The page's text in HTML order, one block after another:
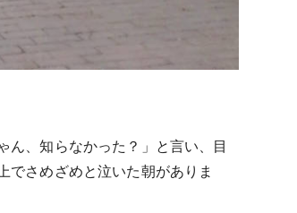
ん、知らなかった？」と言い、目
でさめざめと泣いた朝がありま